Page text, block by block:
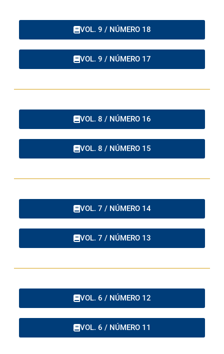
VOL. 9 / NÚMERO 18
VOL. 9 / NÚMERO 17
VOL. 8 / NÚMERO 16
VOL. 8 / NÚMERO 15
VOL. 7 / NÚMERO 14
VOL. 7 / NÚMERO 13
VOL. 6 / NÚMERO 12
VOL. 6 / NÚMERO 11